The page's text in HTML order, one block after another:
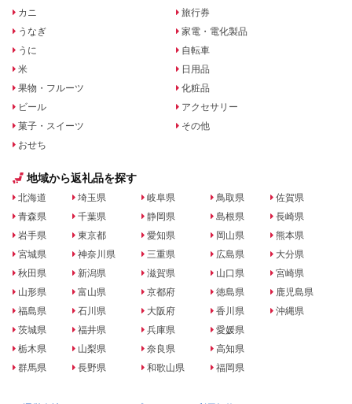
カニ
うなぎ
うに
米
果物・フルーツ
ビール
菓子・スイーツ
おせち
旅行券
家電・電化製品
自転車
日用品
化粧品
アクセサリー
その他
地域から返礼品を探す
北海道
青森県
岩手県
宮城県
秋田県
山形県
福島県
茨城県
栃木県
群馬県
埼玉県
千葉県
東京都
神奈川県
新潟県
富山県
石川県
福井県
山梨県
長野県
岐阜県
静岡県
愛知県
三重県
滋賀県
京都府
大阪府
兵庫県
奈良県
和歌山県
鳥取県
島根県
岡山県
広島県
山口県
徳島県
香川県
愛媛県
高知県
福岡県
佐賀県
長崎県
熊本県
大分県
宮崎県
鹿児島県
沖縄県